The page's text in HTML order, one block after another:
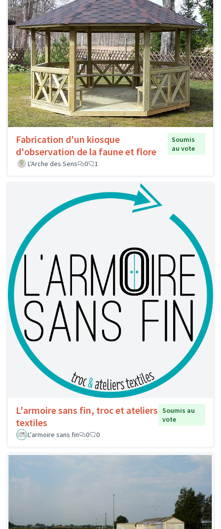
Fabrication d'un kiosque
d'observation de la faune et flore
Soumis
au vote
L'Arche des Sens
0 1
L'armoire sans fin, troc et ateliers
textiles
Soumis au
vote
L'armoire sans fin
0 0